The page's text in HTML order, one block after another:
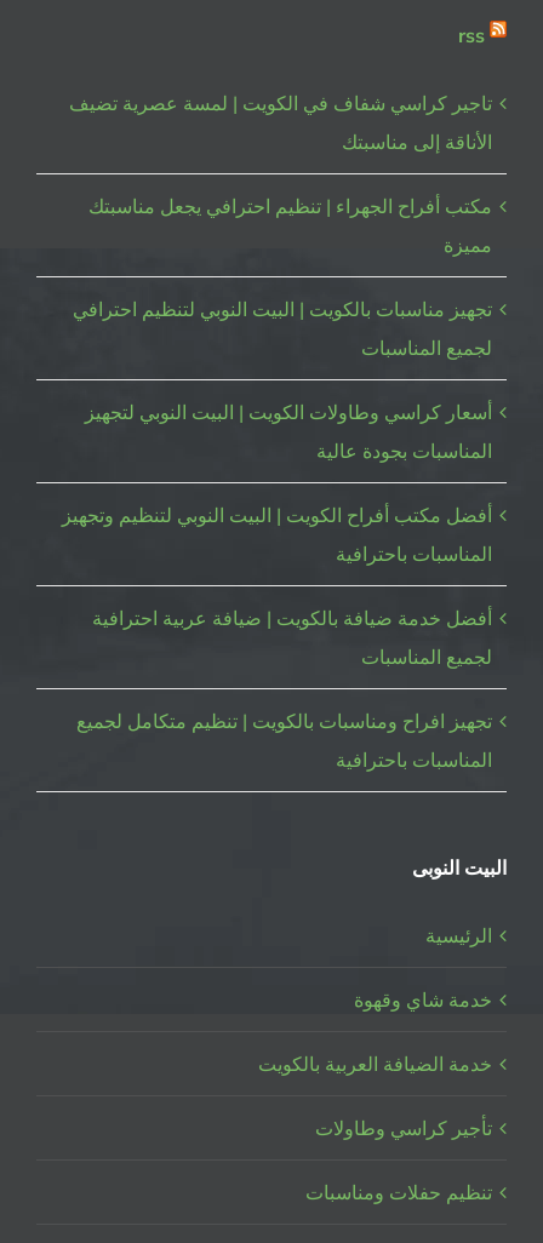
rss
تاجير كراسي شفاف في الكويت | لمسة عصرية تضيف
الأناقة إلى مناسبتك
مكتب أفراح الجهراء | تنظيم احترافي يجعل مناسبتك
مميزة
تجهيز مناسبات بالكويت | البيت النوبي لتنظيم احترافي
لجميع المناسبات
أسعار كراسي وطاولات الكويت | البيت النوبي لتجهيز
المناسبات بجودة عالية
أفضل مكتب أفراح الكويت | البيت النوبي لتنظيم وتجهيز
المناسبات باحترافية
أفضل خدمة ضيافة بالكويت | ضيافة عربية احترافية
لجميع المناسبات
تجهيز افراح ومناسبات بالكويت | تنظيم متكامل لجميع
المناسبات باحترافية
البيت النوبى
الرئيسية
خدمة شاي وقهوة
خدمة الضيافة العربية بالكويت
تأجير كراسي وطاولات
تنظيم حفلات ومناسبات